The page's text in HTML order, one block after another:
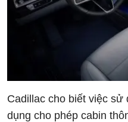
Cadillac cho biết việc sử
dụng cho phép cabin